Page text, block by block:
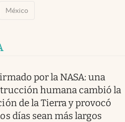
México
por la NASA: una
humana cambió la
de la Tierra y provocó
días sean más largos